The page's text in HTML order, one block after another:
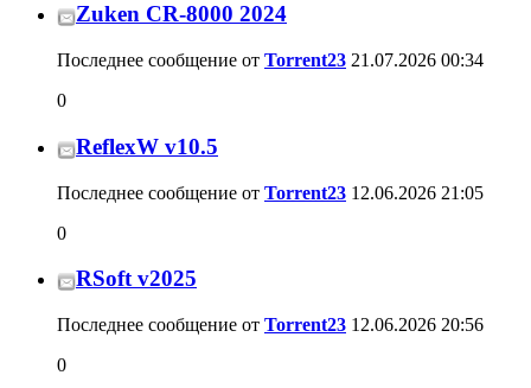
Zuken CR-8000 2024
Последнее сообщение от Torrent23 21.07.2026 00:34
0
ReflexW v10.5
Последнее сообщение от Torrent23 12.06.2026 21:05
0
RSoft v2025
Последнее сообщение от Torrent23 12.06.2026 20:56
0